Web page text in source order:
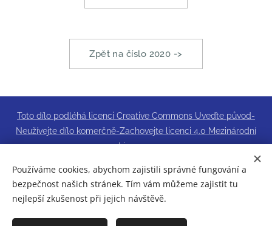
Zpět na číslo 2020 ->
Toto dílo podléhá licenci Creative Commons Uveďte původ-
Neužívejte dílo komerčně-Zachovejte licenci 4.0 Mezinárodní
Licence.
© 2022Vysoká škola Sting, o.p.s. All rights reserved.
Cookies
Jazyky
Používáme cookies, abychom zajistili správné fungování a
bezpečnost našich stránek. Tím vám můžeme zajistit tu
nejlepší zkušenost při jejich návštěvě.